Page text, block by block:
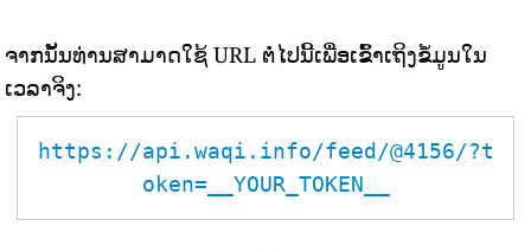
ຈາກນັ້ນທ່ານສາມາດໃຊ້ URL ຕໍ່ໄປນີ້ເພື່ອເຂົ້າເຖິງຂໍ້ມູນໃນ
ເວລາຈິງ:
https://api.waqi.info/feed/@4156/?t
oken=__YOUR_TOKEN__